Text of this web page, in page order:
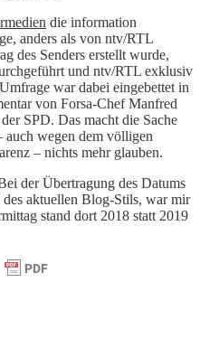
die information
anders als von ntv/RTL
des Senders erstellt wurde,
und ntv/RTL exklusiv
war dabei eingebettet in
von Forsa-Chef Manfred
SPD. Das macht die Sache
auch wegen dem völligen
– nichts mehr glauben.
der Übertragung des Datums
aktuellen Blog-Stils, war mir
stand dort 2018 statt 2019